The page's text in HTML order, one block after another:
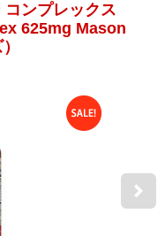
コンプレックス
625mg Mason